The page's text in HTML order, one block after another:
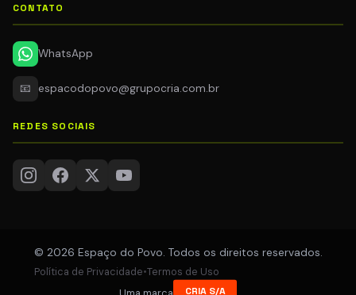
CONTATO
WhatsApp
📧 espacodopovo@grupocria.com.br
REDES SOCIAIS
© 2026 Espaço do Povo. Todos os direitos reservados.
Política de Privacidade•Termos de Uso
CRIA S/A